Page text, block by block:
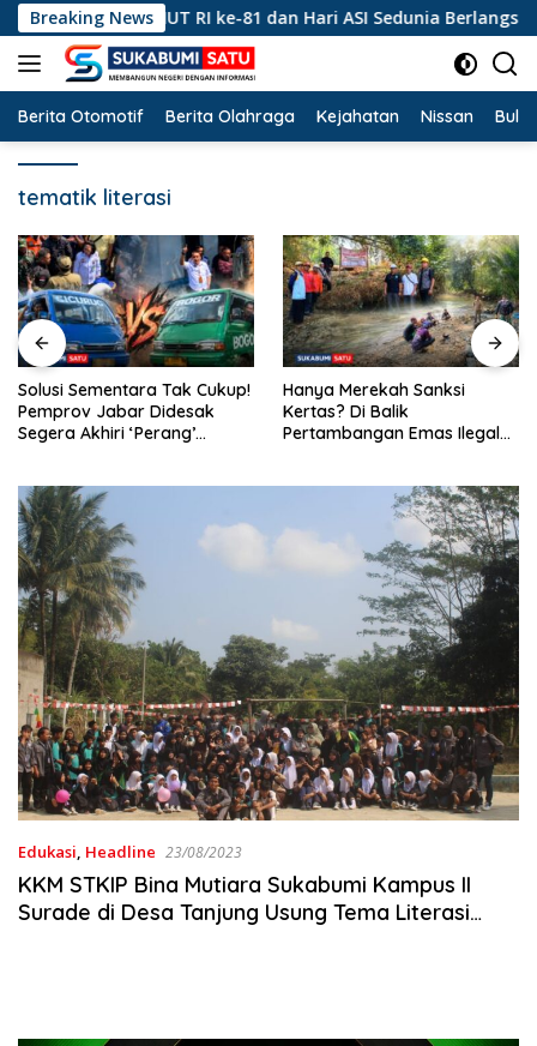
Langsung
ke
konten
Breaking News
HUT RI ke-81 dan Hari ASI Sedunia Berlangsung
Berita Otomotif Berita Olahraga Kejahatan Nissan
tematik literasi
Solusi Sementara Tak Cukup!
Pemprov Jabar Didesak
Segera Akhiri ‘Perang’
Hanya Merekah Sanksi
Kertas? Di Balik
Pertambangan Emas Ilegal
Edukasi, Headline 23/08/2023
KKM STKIP Bina Mutiara Sukabumi Kampus II
Surade di Desa Tanjung Usung Tema Literasi